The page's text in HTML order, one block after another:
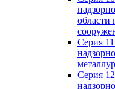
области
Серия
Серия